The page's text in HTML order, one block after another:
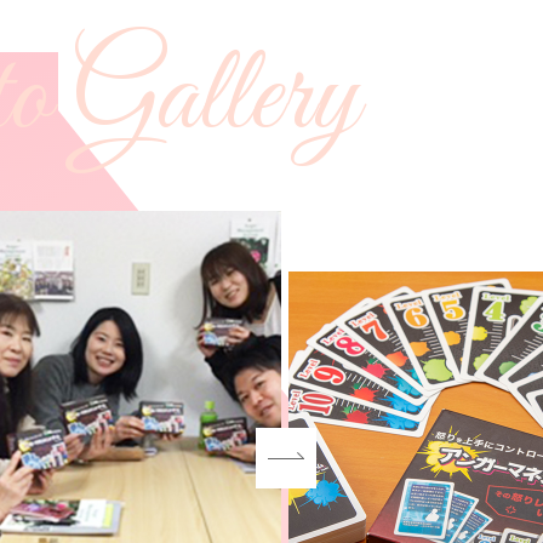
Gallery